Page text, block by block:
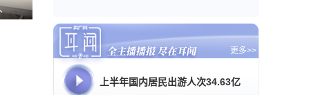
上半年国内居民出游人次34.63亿
更多>>